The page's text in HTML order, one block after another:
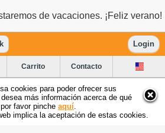
de vacaciones. ¡Feliz verano!
Login
Carrito Contacto
cookies para poder ofrecer sus
más información acerca de qué
favor pinche aquí
implica la aceptación de estas cookies.